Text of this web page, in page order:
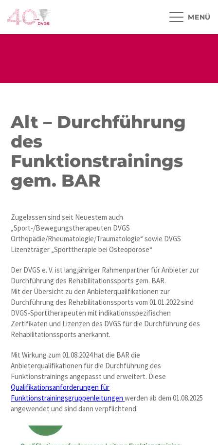
Alt – Durchführung
des
Funktionstrainings
gem. BAR
Zugelassen sind seit Neuestem auch
„Sport-/Bewegungstherapeuten DVGS
Orthopädie/Rheumatologie/Traumatologie“ sowie DVGS
Lizenzträger „Sporttherapie bei Osteoporose“
Der DVGS e. V. ist langjähriger Rahmenpartner für Anbieter zur
Durchführung des Rehabilitationssports gem. BAR.
Mit der Übersicht zu den Anbieterqualifikationen zur
Durchführung des Rehabilitationssports vom 01.01.2022 sind
DVGS-Sporttherapeuten mit indikationsspezifischen
Zertifikaten und Lizenzen des DVGS für die Durchführung des
Rehabilitationssports anerkannt.
Mit Wirkung zum 01.08.2024 hat die BAR die
Anbieterqualifikationen für die Durchführung des
Funktionstrainings angepasst und erweitert. Diese
Qualifikationsanforderungen für
Funktionstrainingsgruppenleitungenwerden ab dem 01.08.2025
angewendet und sind dann verpflichtend:
MENÜ